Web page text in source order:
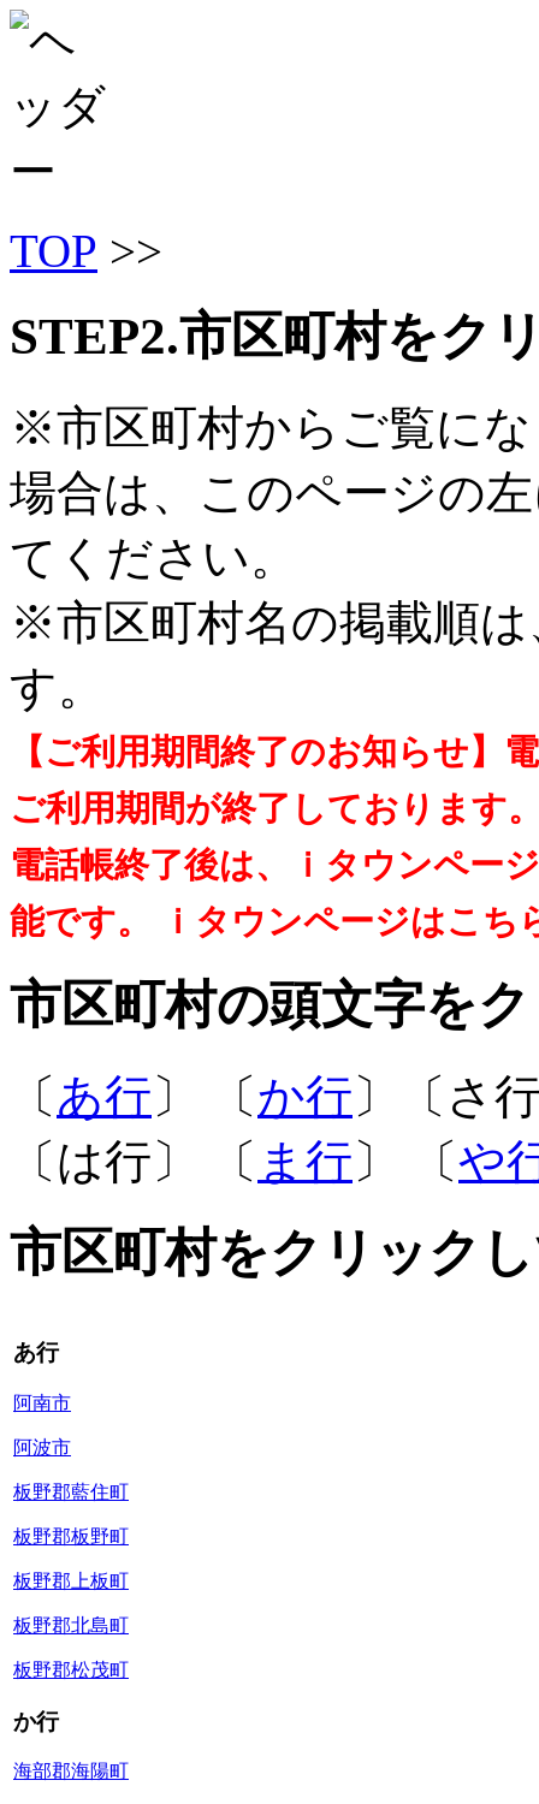
TOP >>
STEP2.市区町村をク
※市区町村からご覧に
場合は、このページの
てください。
※市区町村名の掲載順
す。
【ご利用期間終了のお知らせ】
ご利用期間が終了しております
電話帳終了後は、ｉタウンペー
能です。 ｉタウンページはこ
市区町村の頭文字を
〔 あ行〕 〔か行〕〔さ
〔は行〕 〔 ま行〕 〔や
市区町村をクリック
あ行
阿南市
阿波市
板野郡藍住町
板野郡板野町
板野郡上板町
板野郡北島町
板野郡松茂町
か行
海部郡海陽町